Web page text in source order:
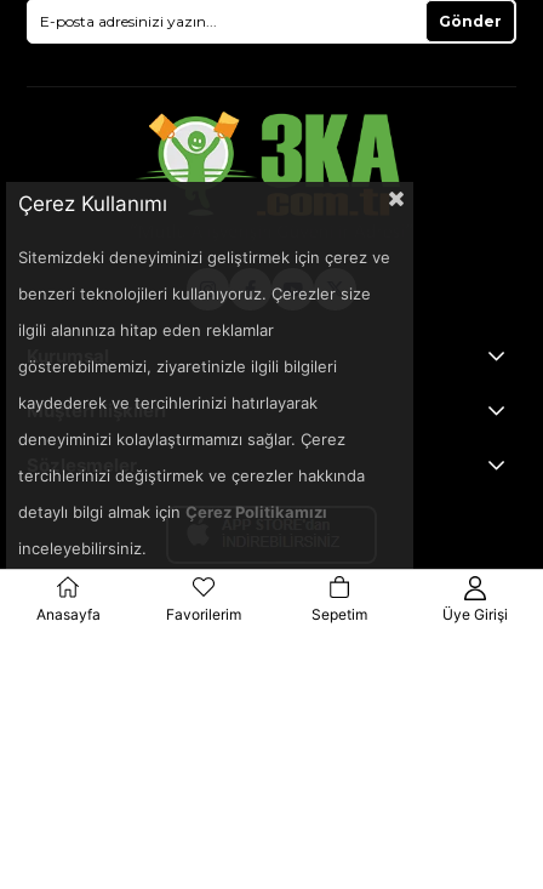
Gönder
Kurumsal
Müşteri İlişkileri
Sözleşmeler
Çerez Kullanımı
Sitemizdeki deneyiminizi geliştirmek için çerez ve
benzeri teknolojileri kullanıyoruz. Çerezler size
ilgili alanınıza hitap eden reklamlar
gösterebilmemizi, ziyaretinizle ilgili bilgileri
kaydederek ve tercihlerinizi hatırlayarak
deneyiminizi kolaylaştırmamızı sağlar. Çerez
tercihlerinizi değiştirmek ve çerezler hakkında
detaylı bilgi almak için Çerez Politikamızı
inceleyebilirsiniz.
Anasayfa Favorilerim Sepetim Üye Girişi